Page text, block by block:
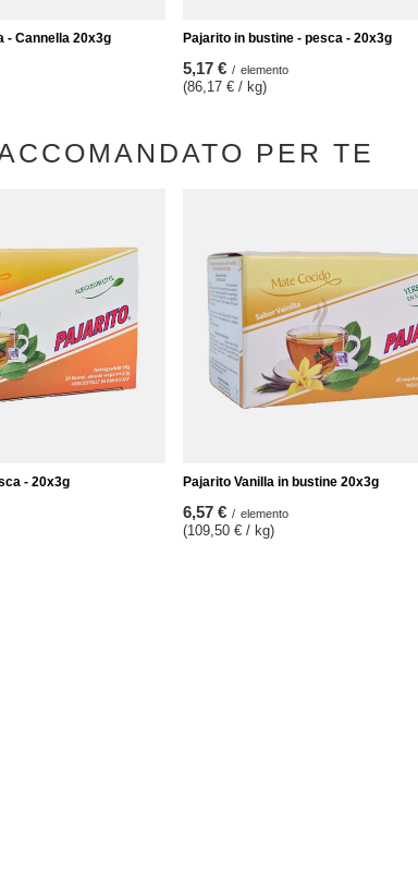
- Cannella 20x3g Pajarito in bustine - pesca - 20x3g
5,17 € / elemento
(86,17 € / kg)
PER TE
- 20x3g Pajarito Vanilla in bustine 20x3g
6,57 € / elemento
(109,50 € / kg)